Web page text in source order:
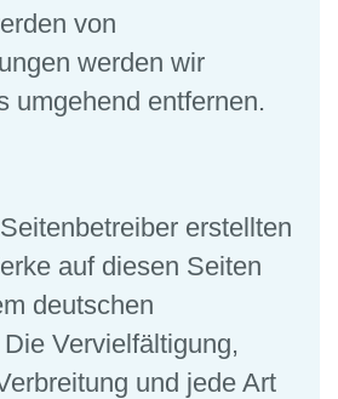
von
werden wir
umgehend entfernen.
erstellten
auf diesen Seiten
deutschen
Vervielfältigung,
und jede Art